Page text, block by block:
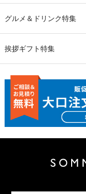
グルメ＆ドリンク特集
挨拶ギフト特集